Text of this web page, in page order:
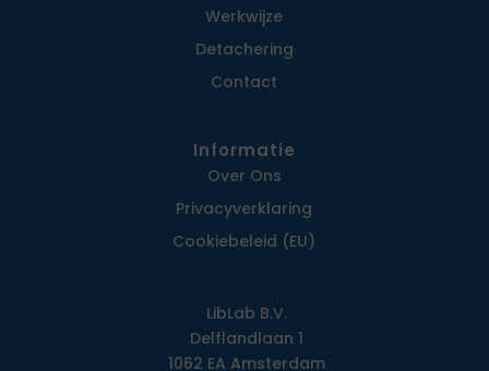
Werkwijze
Detachering
Contact
Informatie
Over Ons
Privacy­verklaring
Cookiebeleid (EU)
LibLab B.V.
Delflandlaan 1
1062 EA Amsterdam